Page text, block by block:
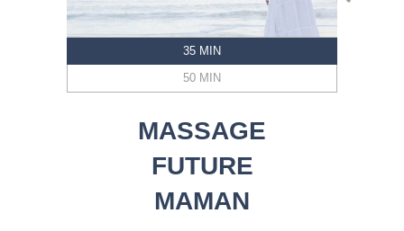
35 MIN
50 MIN
MASSAGE
FUTURE
MAMAN